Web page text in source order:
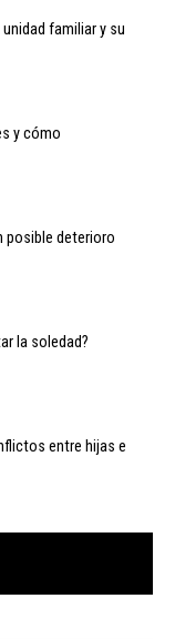
familiar y su
y cómo
posible deterioro
la soledad?
entre hijas e